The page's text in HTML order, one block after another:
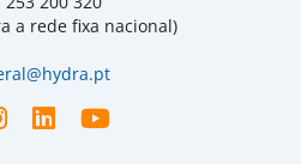
a rede fixa nacional)